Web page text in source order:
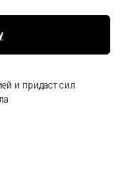
и придаст сил.